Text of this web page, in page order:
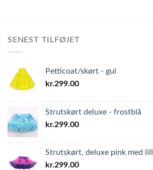
SENEST TILFØJET
Petticoat/skørt - gul
kr.299.00
Strutskørt deluxe - frostblå
kr.299.00
Strutskørt, deluxe pink med
kr.299.00